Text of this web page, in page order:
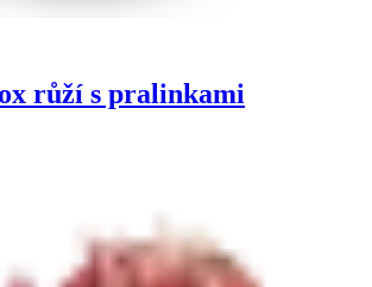
růží s pralinkami